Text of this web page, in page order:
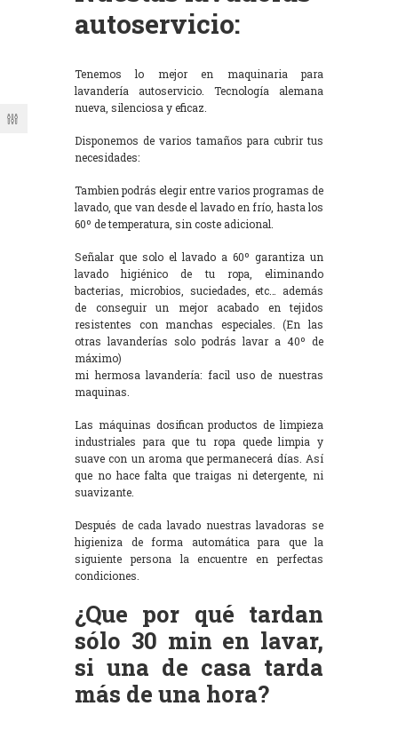
autoservicio:
Tenemos lo mejor en maquinaria para
lavandería autoservicio. Tecnología alemana
nueva, silenciosa y eficaz.
Disponemos de varios tamaños para cubrir tus
necesidades:
Tambien podrás elegir entre varios programas de
lavado, que van desde el lavado en frío, hasta los
60º de temperatura, sin coste adicional.
Señalar que solo el lavado a 60º garantiza un
lavado higiénico de tu ropa, eliminando
bacterias, microbios, suciedades, etc… además
de conseguir un mejor acabado en tejidos
resistentes con manchas especiales. (En las
otras lavanderías solo podrás lavar a 40º de
máximo)
mi hermosa lavandería: facil uso de nuestras
maquinas.
Las máquinas dosifican productos de limpieza
industriales para que tu ropa quede limpia y
suave con un aroma que permanecerá días. Así
que no hace falta que traigas ni detergente, ni
suavizante.
Después de cada lavado nuestras lavadoras se
higieniza de forma automática para que la
siguiente persona la encuentre en perfectas
condiciones.
¿Que por qué tardan
sólo 30 min en lavar,
si una de casa tarda
más de una hora?